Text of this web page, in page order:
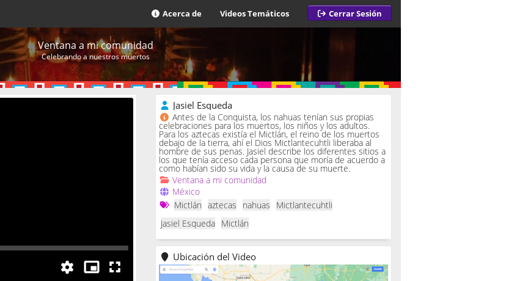
Acerca de Videos Temáticos Cerrar Sesión
Ventana a mi comunidad
Celebrando a nuestros muertos
Jasiel Esqueda
Antes de la Conquista, los nahuas tenían sus propias
celebraciones para los muertos, los niños y los adultos.
Para los aztecas existía el Mictlán, el reino de los muertos
debajo de la tierra, ahí el Dios Mictlantecuhtli liberaba al
hombre de sus penas. Jasiel describe los diferentes sitios a
los que tenía acceso cada persona que moría de acuerdo a
como habían sido su vida y la causa de su muerte.
Ventana a mi comunidad
México
Mictlán aztecas nahuas
Mictlantecuhtli
Jasiel Esqueda Mictlán
Ubicación del Video